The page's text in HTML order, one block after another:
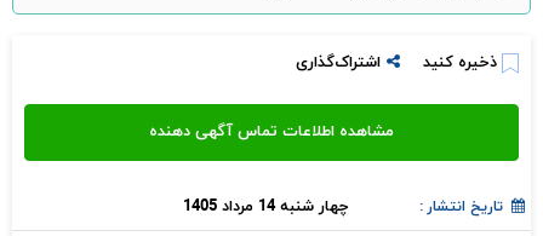
ذخیره کنید اشتراک‌گذاری
تاریخ انتشار : چهار شنبه 14 مرداد 1405